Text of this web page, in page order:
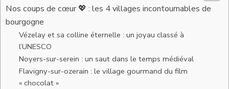
Nos coups de cœur 💖 : les 4 villages incontournables de
bourgogne
Vézelay et sa colline éternelle : un joyau classé à
l’UNESCO
Noyers-sur-serein : un saut dans le temps médiéval
Flavigny-sur-ozerain : le village gourmand du film
« chocolat »